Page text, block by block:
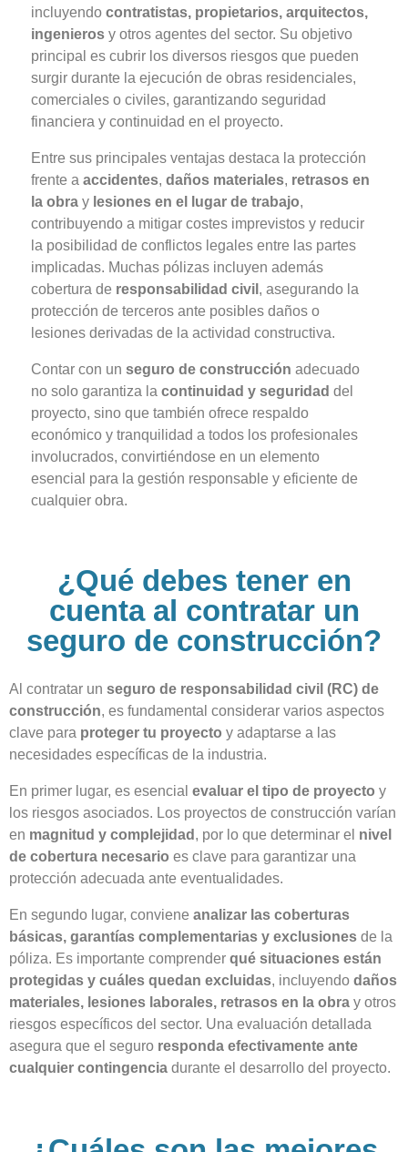
incluyendo contratistas, propietarios, arquitectos,
ingenieros y otros agentes del sector. Su objetivo
principal es cubrir los diversos riesgos que pueden
surgir durante la ejecución de obras residenciales,
comerciales o civiles, garantizando seguridad
financiera y continuidad en el proyecto.
Entre sus principales ventajas destaca la protección
frente a accidentes, daños materiales, retrasos en
la obra y lesiones en el lugar de trabajo,
contribuyendo a mitigar costes imprevistos y reducir
la posibilidad de conflictos legales entre las partes
implicadas. Muchas pólizas incluyen además
cobertura de responsabilidad civil , asegurando la
protección de terceros ante posibles daños o
lesiones derivadas de la actividad constructiva.
Contar con un seguro de construcción adecuado
no solo garantiza la continuidad y seguridad del
proyecto, sino que también ofrece respaldo
económico y tranquilidad a todos los profesionales
involucrados, convirtiéndose en un elemento
esencial para la gestión responsable y eficiente de
cualquier obra.
¿Qué debes tener en
cuenta al contratar un
seguro de construcción?
Al contratar un seguro de responsabilidad civil (RC) de
construcción, es fundamental considerar varios aspectos
clave para proteger tu proyecto y adaptarse a las
necesidades específicas de la industria.
En primer lugar, es esencial evaluar el tipo de proyecto y
los riesgos asociados. Los proyectos de construcción varían
en magnitud y complejidad , por lo que determinar el nivel
de cobertura necesario es clave para garantizar una
protección adecuada ante eventualidades.
En segundo lugar, conviene analizar las coberturas
básicas, garantías complementarias y exclusiones de la
póliza. Es importante comprender qué situaciones están
protegidas y cuáles quedan excluidas, incluyendo daños
materiales, lesiones laborales, retrasos en la obra y otros
riesgos específicos del sector. Una evaluación detallada
asegura que el seguro responda efectivamente ante
cualquier contingencia durante el desarrollo del proyecto.